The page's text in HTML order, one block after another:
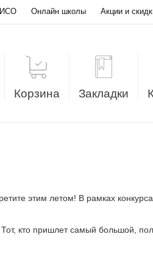
ИСО Онлайн школы Акции и
Корзина Закладки
этим летом! В рамках
Тот, кто пришлет самый большой,